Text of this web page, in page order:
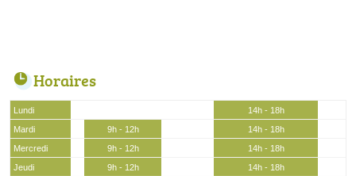
Horaires
Lundi
14h - 18h
Mardi
9h - 12h
14h - 18h
Mercredi
9h - 12h
14h - 18h
Jeudi
9h - 12h
14h - 18h